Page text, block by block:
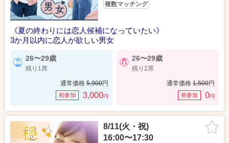
複数マッチング
《夏の終わりには恋人候補になっていたい》
3か月以内に恋人が欲しい男女
26〜29歳
残り1席
通常価格 5,900円
初参加 3,000円
26〜29歳
残り2席
通常価格 1,500円
初参加 0円
8/11(火・祝)
16:00〜17:30